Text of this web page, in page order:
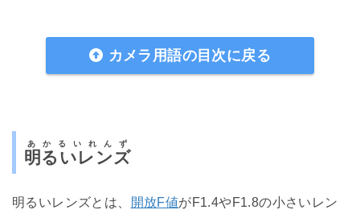
カメラ用語の目次に戻る
明るいレンズ
あかるいれんず
明るいレンズとは、 開放F値がF1.4やF1.8の小さいレン